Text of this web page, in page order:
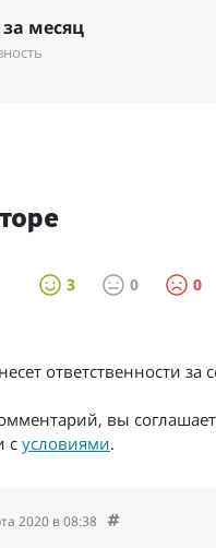
месяц
3 0 0
ответственности
вы
с условиями.
2020 в 08:38